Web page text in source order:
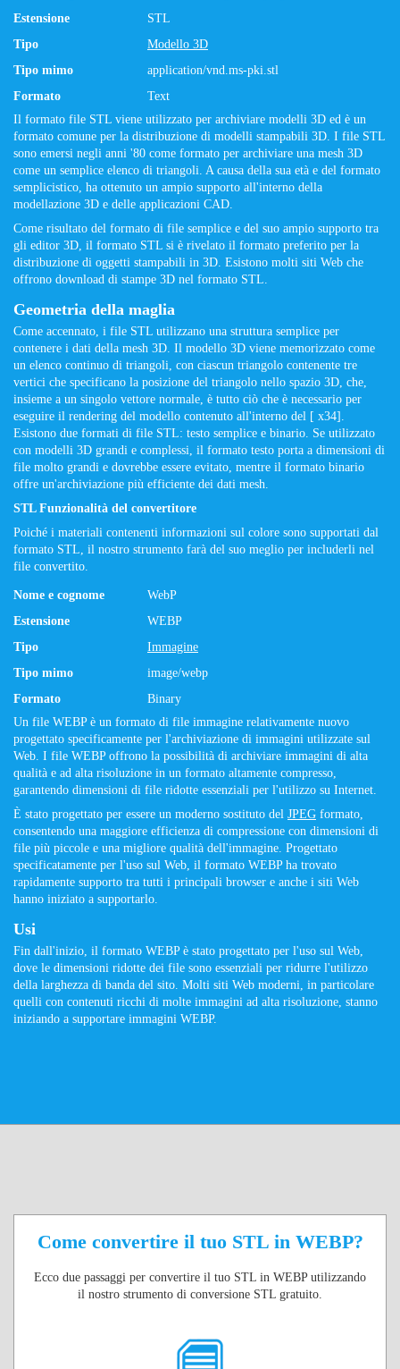
Estensione
STL
Tipo
Modello 3D
Tipo mimo
application/vnd.ms-pki.stl
Formato
Text
Il formato file STL viene utilizzato per archiviare modelli 3D ed è un
formato comune per la distribuzione di modelli stampabili 3D. I file STL
sono emersi negli anni '80 come formato per archiviare una mesh 3D
come un semplice elenco di triangoli. A causa della sua età e del formato
semplicistico, ha ottenuto un ampio supporto all'interno della
modellazione 3D e delle applicazioni CAD.
Come risultato del formato di file semplice e del suo ampio supporto tra
gli editor 3D, il formato STL si è rivelato il formato preferito per la
distribuzione di oggetti stampabili in 3D. Esistono molti siti Web che
offrono download di stampe 3D nel formato STL.
Geometria della maglia
Come accennato, i file STL utilizzano una struttura semplice per
contenere i dati della mesh 3D. Il modello 3D viene memorizzato come
un elenco continuo di triangoli, con ciascun triangolo contenente tre
vertici che specificano la posizione del triangolo nello spazio 3D, che,
insieme a un singolo vettore normale, è tutto ciò che è necessario per
eseguire il rendering del modello contenuto all'interno del [ x34].
Esistono due formati di file STL: testo semplice e binario. Se utilizzato
con modelli 3D grandi e complessi, il formato testo porta a dimensioni di
file molto grandi e dovrebbe essere evitato, mentre il formato binario
offre un'archiviazione più efficiente dei dati mesh.
STL Funzionalità del convertitore
Poiché i materiali contenenti informazioni sul colore sono supportati dal
formato STL, il nostro strumento farà del suo meglio per includerli nel
file convertito.
Nome e cognome
WebP
Estensione
WEBP
Tipo
Immagine
Tipo mimo
image/webp
Formato
Binary
Un file WEBP è un formato di file immagine relativamente nuovo
progettato specificamente per l'archiviazione di immagini utilizzate sul
Web. I file WEBP offrono la possibilità di archiviare immagini di alta
qualità e ad alta risoluzione in un formato altamente compresso,
garantendo dimensioni di file ridotte essenziali per l'utilizzo su Internet.
È stato progettato per essere un moderno sostituto del JPEG formato,
consentendo una maggiore efficienza di compressione con dimensioni di
file più piccole e una migliore qualità dell'immagine. Progettato
specificatamente per l'uso sul Web, il formato WEBP ha trovato
rapidamente supporto tra tutti i principali browser e anche i siti Web
hanno iniziato a supportarlo.
Usi
Fin dall'inizio, il formato WEBP è stato progettato per l'uso sul Web,
dove le dimensioni ridotte dei file sono essenziali per ridurre l'utilizzo
della larghezza di banda del sito. Molti siti Web moderni, in particolare
quelli con contenuti ricchi di molte immagini ad alta risoluzione, stanno
iniziando a supportare immagini WEBP.
Come convertire il tuo STL in WEBP?
Ecco due passaggi per convertire il tuo STL in WEBP utilizzando
il nostro strumento di conversione STL gratuito.